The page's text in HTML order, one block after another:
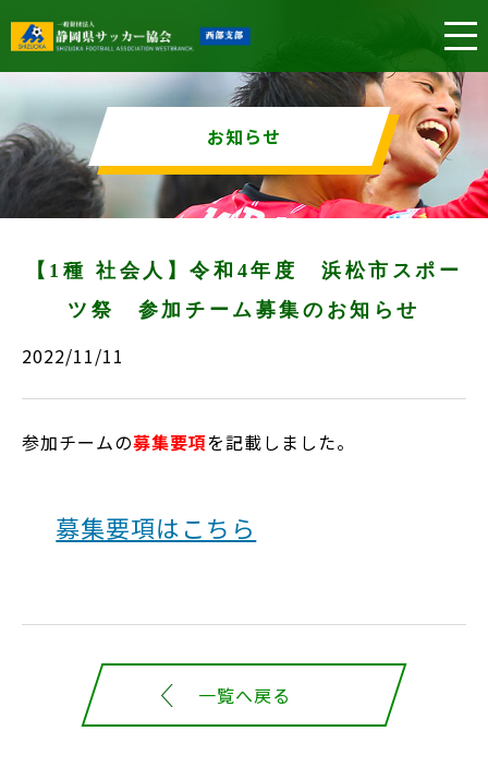
お知らせ
【1種 社会人】令和4年度 浜松市スポー
ツ祭 参加チーム募集のお知らせ
2022/11/11
参加チームの募集要項を記載しました。
募集要項はこちら
一覧へ戻る